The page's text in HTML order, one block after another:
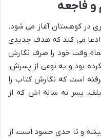
و فاجعه
در کوهستان آغاز می شود.
ادعا می کند که هدف جدیدی
وقت خود را صرف نگارش
بود و به نوعی از پسرش،
است که نگارش کتاب را
پسر نه ساله اش که از
و تا حدی حسود است، از